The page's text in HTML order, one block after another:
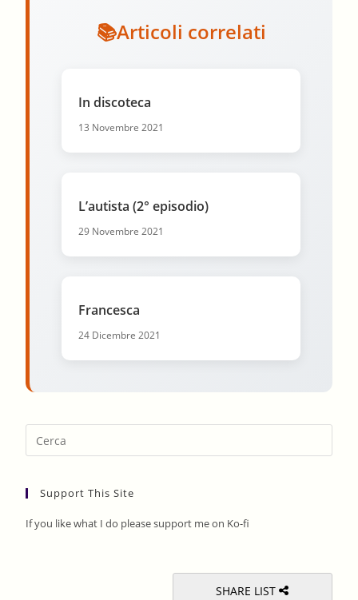
Articoli correlati
In discoteca
13 Novembre 2021
L’autista (2° episodio)
29 Novembre 2021
Francesca
24 Dicembre 2021
Support This Site
If you like what I do please support me on Ko-fi
SHARE LIST